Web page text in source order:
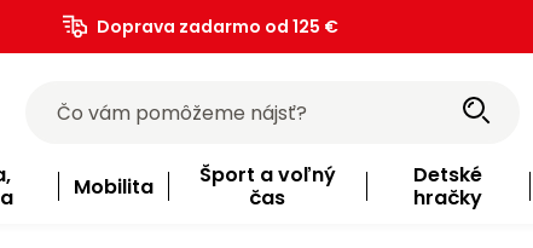
Doprava zadarmo od 125 €
Mobilita
Šport a voľný
čas
Detské
hračky